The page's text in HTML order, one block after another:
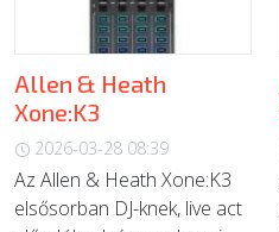
Allen & Heath
Xone:K3
2026-03-28 08:39
Az Allen & Heath Xone:K3
elsősorban DJ-knek, live act